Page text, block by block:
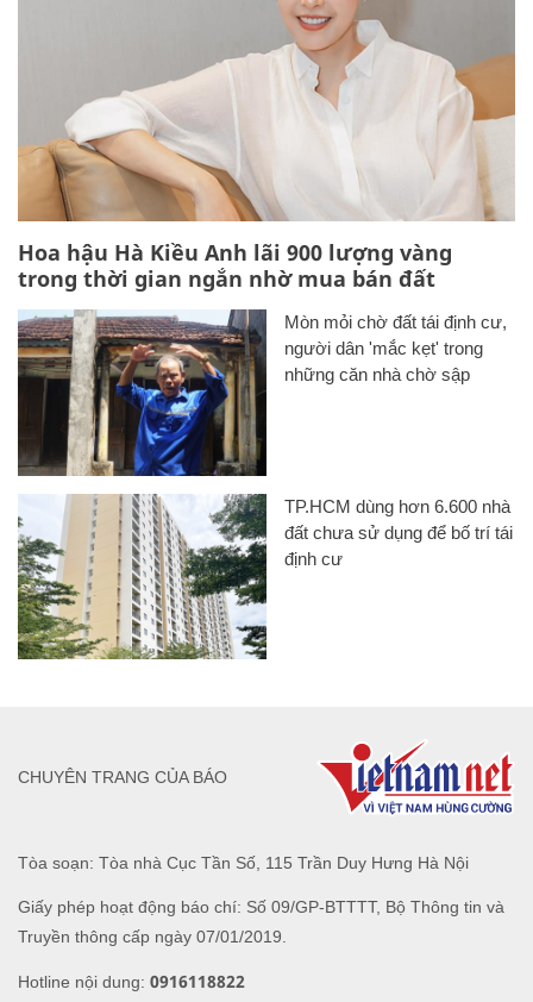
Hoa hậu Hà Kiều Anh lãi 900 lượng vàng
trong thời gian ngắn nhờ mua bán đất
Mòn mỏi chờ đất tái định cư,
người dân 'mắc kẹt' trong
những căn nhà chờ sập
TP.HCM dùng hơn 6.600 nhà
đất chưa sử dụng để bố trí tái
định cư
Tòa soạn: Tòa nhà Cục Tần Số, 115 Trần Duy Hưng Hà Nội
Giấy phép hoạt động báo chí: Số 09/GP-BTTTT, Bộ Thông tin và
Truyền thông cấp ngày 07/01/2019.
Hotline nội dung: 0916118822
CHUYÊN TRANG CỦA BÁO